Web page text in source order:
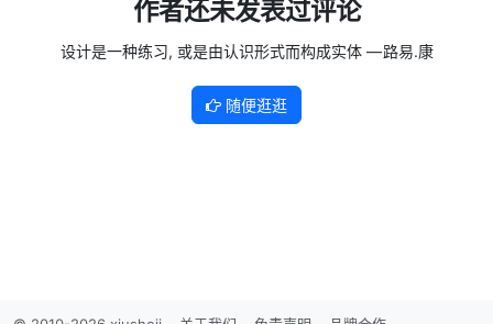
作者还未发表过评论
设计是一种练习, 或是由认识形式而构成实体 — 路易.康
随便逛逛